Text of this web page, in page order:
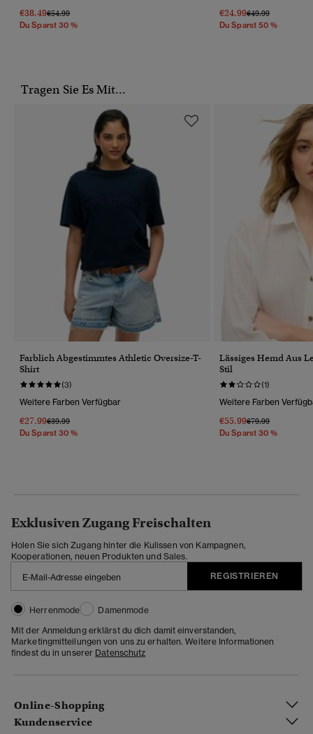
€38.49Preis Wurde Reduziert Von
€54.99Bis
Du Sparst 30 %
€24.99Preis Wurde
€49.99Bis
Du Sparst 50 %
Tragen Sie Es Mit...
Farblich Abgestimmtes Athletic Oversize-T-
Shirt
(3)
Weitere Farben Verfügbar
€27.99Preis Wurde Reduziert Von
€39.99Bis
Du Sparst 30 %
Lässiges Hemd Aus
Stil
(1)
Weitere Farben
€55.99Preis Wurde
€79.99Bis
Du Sparst 30 %
Exklusiven Zugang Freischalten
Holen Sie sich Zugang hinter die Kulissen von Kampagnen,
Kooperationen, neuen Produkten und Sales.
REGISTRIEREN
Herrenmode
Damenmode
Mit der Anmeldung erklärst du dich damit einverstanden,
Marketingmitteilungen von uns zu erhalten. Weitere Informationen
findest du in unserer Datenschutz
Online-Shopping
Kundenservice